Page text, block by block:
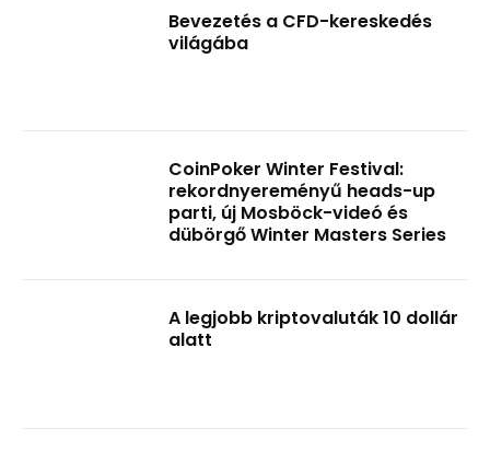
Bevezetés a CFD-kereskedés
világába
CoinPoker Winter Festival:
rekordnyereményű heads-up
parti, új Mosböck-videó és
dübörgő Winter Masters Series
A legjobb kriptovaluták 10 dollár
alatt